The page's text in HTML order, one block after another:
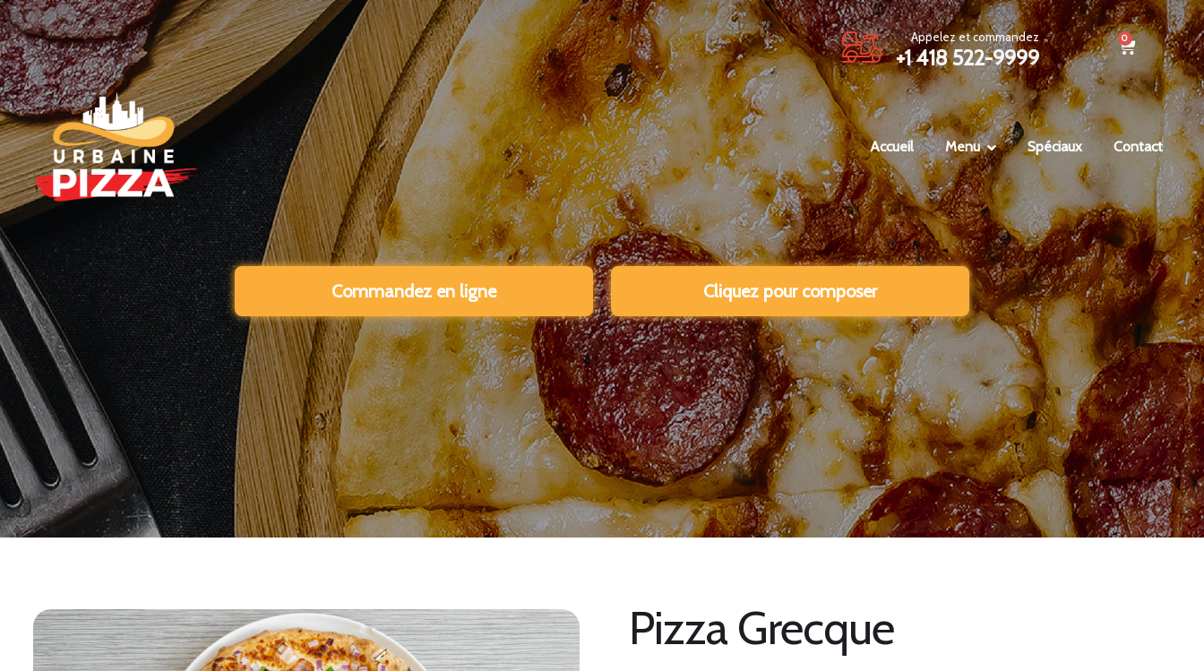
Appelez et commandez
+1 418 522-9999
Accueil Menu Spéciaux Contact
Commandez en ligne Cliquez pour composer
Pizza Grecque